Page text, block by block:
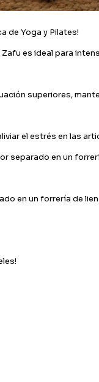
de Yoga y Pilates!
es ideal para
superiores,
el estrés en las
separado en un
en un forrería de